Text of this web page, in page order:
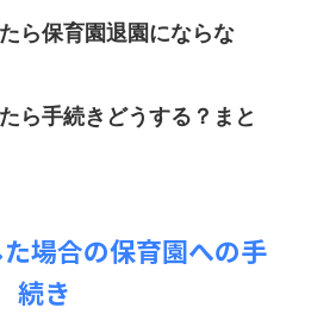
ら保育園退園にならな
ら手続きどうする？まと
場合の保育園への手
続き